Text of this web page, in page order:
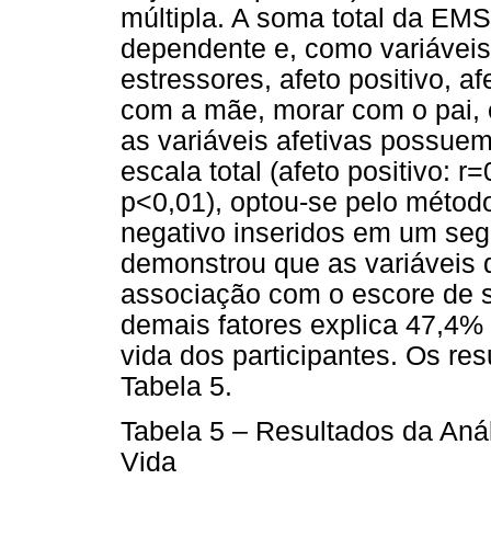
múltipla. A soma total da
dependente e, como
estressores, afeto positivo,
com a mãe, morar com o
as variáveis afetivas
escala total (afeto positivo:
p<0,01), optou-se pelo
negativo inseridos em um
demonstrou que as variáveis
associação com o escore de
demais fatores explica
vida dos participantes. Os
Tabela 5.
Tabela 5 – Resultados da
Vida